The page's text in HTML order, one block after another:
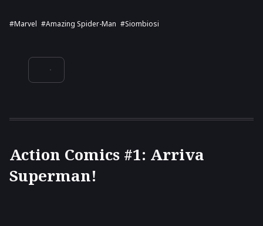
#Marvel #Amazing Spider-Man #siombiosi
Action Comics #1: Arriva
Superman!